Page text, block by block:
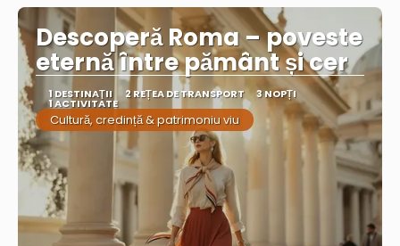
Descoperă Roma – poveste
eternă între pământ și cer
1 DESTINAŢII 2 REȚEA DE TRANSPORT 3 NOPȚI
1 ACTIVITATE
Cultură, credință & patrimoniu viu